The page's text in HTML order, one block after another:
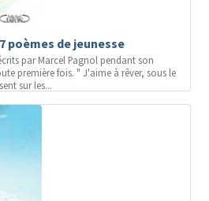
poèmes de jeunesse
par Marcel Pagnol pendant son
première fois. " J'aime à rêver, sous le
sur les...